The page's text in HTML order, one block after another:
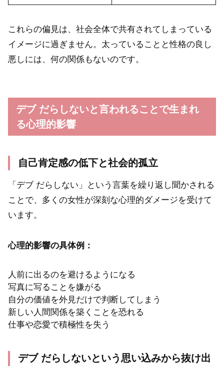
これらの偏見は、社会全体で共有されてしまっている
イメージに過ぎません。太っていることと性格の良し
悪しには、何の関係もないのです。
デブ だらしないと言われることで生まれ
る心理的影響
自己肯定感の低下と社会的孤立
「デブ だらしない」という言葉を繰り返し聞かされる
ことで、多くの女性が深刻な心理的ダメージを受けて
います。
心理的影響の具体例：
人前に出るのを避けるようになる
写真に写ることを嫌がる
自分の価値を外見だけで判断してしまう
新しい人間関係を築くことを恐れる
仕事や恋愛で積極性を失う
デブ だらしないという思い込みから抜け出